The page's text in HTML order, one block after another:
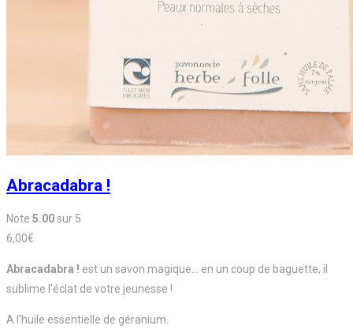
Abracadabra !
Note 5.00sur 5
6,00€
Abracadabra ! est un savon magique… en un coup de baguette, il
sublime l’éclat de votre jeunesse !
A l’huile essentielle de géranium.